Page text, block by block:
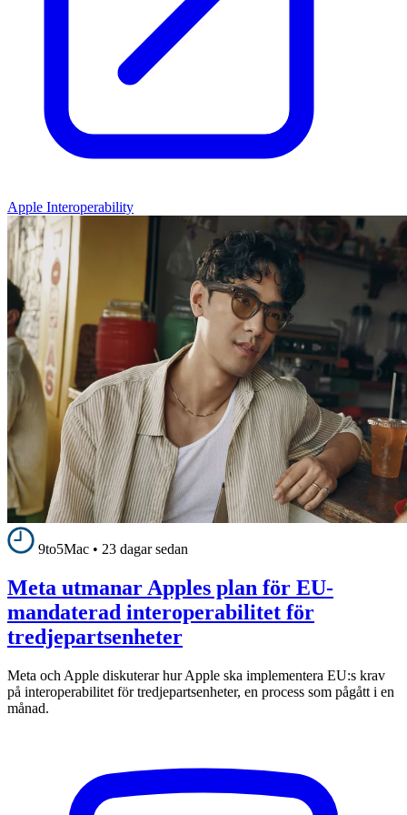
Apple Interoperability
9to5Mac • 23 dagar sedan
Meta utmanar Apples plan för EU-
mandaterad interoperabilitet för
tredjepartsenheter
Meta och Apple diskuterar hur Apple ska implementera EU:s krav
på interoperabilitet för tredjepartsenheter, en process som pågått i en
månad.